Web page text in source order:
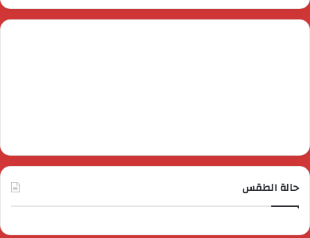
حالة الطقس